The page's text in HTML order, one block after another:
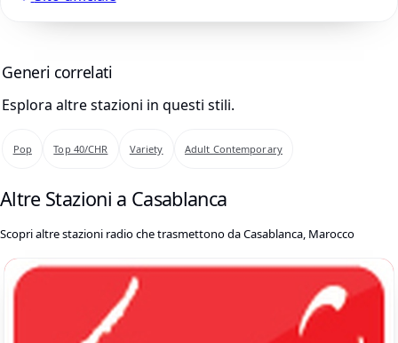
Generi correlati
Esplora altre stazioni in questi stili.
Pop Top 40/CHR Variety Adult Contemporary
Altre Stazioni a Casablanca
Scopri altre stazioni radio che trasmettono da Casablanca, Marocco